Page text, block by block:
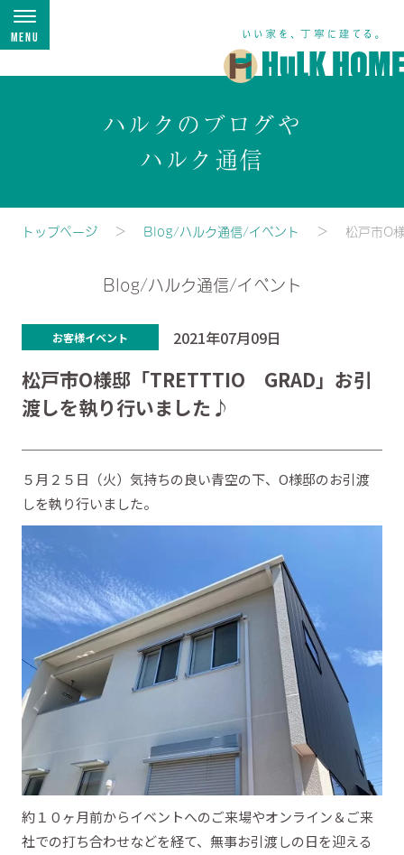
Menu
ハルクのブログや
ハルク通信
トップページ Blog/ハルク通信/イベント 松戸市O
Blog/ハルク通信/イベント
お客様イベント 2021年07月09日
松戸市O様邸「TRETTTIO GRAD」お引
渡しを執り行いました♪
５月２５日（火）気持ちの良い青空の下、O様邸のお引渡
しを執り行いました。
約１０ヶ月前からイベントへのご来場やオンライン＆ご来
社での打ち合わせなどを経て、無事お引渡しの日を迎える